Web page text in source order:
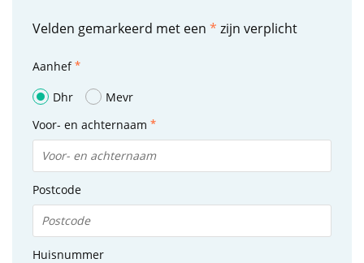
Velden gemarkeerd met een * zijn verplicht
Aanhef
Dhr
Mevr
Voor- en achternaam
Postcode
Huisnummer